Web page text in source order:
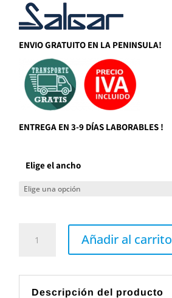
ENVIO GRATUITO EN LA PENINSULA!
ENTREGA EN 3-9 DÍAS LABORABLES !
Elige el ancho
mueble
2
Añadir al carrito
Descripción del producto